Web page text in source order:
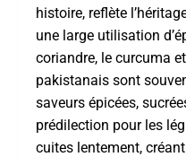
histoire, reflète
une large utilisation
coriandre, le curcuma
pakistanais sont
saveurs épicées,
prédilection pour les
cuites lentement,